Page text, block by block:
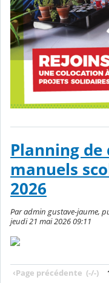
Planning
manuels
2026
Par admin gustave-jaume,
jeudi 21 mai 2026 09:11
‹Page précédente (-/-)